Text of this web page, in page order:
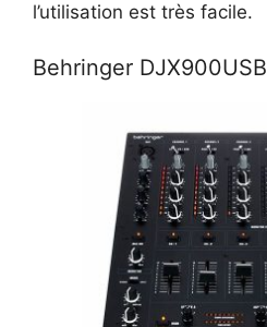
l’utilisation est très facile.
Behringer DJX900USB